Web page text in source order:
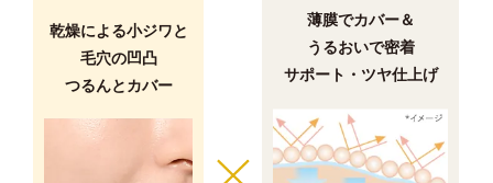
乾燥による小ジワと
毛穴の凹凸
つるんとカバー
薄膜でカバー＆
うるおいで密着
サポート・ツヤ仕上げ